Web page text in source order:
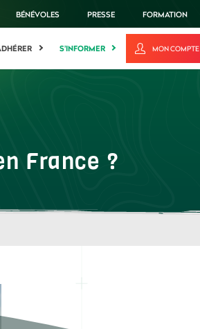
BÉNÉVOLES PRESSE FORMATION
S'INFORMER MON COMPTE
France ?